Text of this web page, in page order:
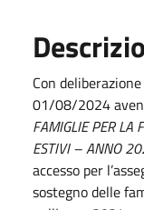
Con
01/08/2024
FAMIGLIE PER LA
ESTIVI – ANNO
accesso per
sostegno delle